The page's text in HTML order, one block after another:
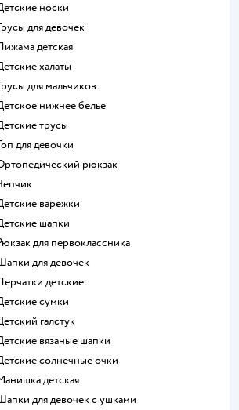
Детские носки
Трусы для девочек
Пижама детская
Детские халаты
Трусы для мальчиков
Детское нижнее белье
Детские трусы
Топ для девочки
Ортопедический рюкзак
Чепчик
Детские варежки
Детские шапки
Рюкзак для первоклассника
Шапки для девочек
Перчатки детские
Детские сумки
Детский галстук
Детские вязаные шапки
Детские солнечные очки
Манишка детская
Шапки для девочек с ушками